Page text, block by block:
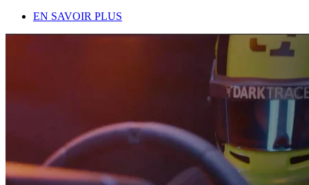
EN SAVOIR PLUS